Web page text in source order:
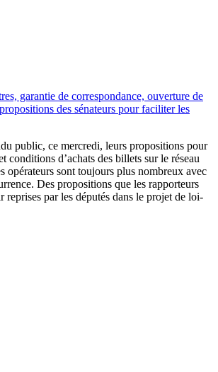
garantie de correspondance, ouverture de
des sénateurs pour faciliter les
public, ce mercredi, leurs propositions pour
conditions d’achats des billets sur le réseau
opérateurs sont toujours plus nombreux avec
Des propositions que les rapporteurs
reprises par les députés dans le projet de loi-